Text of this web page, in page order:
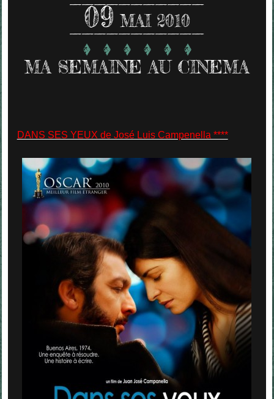
09 MAI 2010
MA SEMAINE AU CINEMA
DANS SES YEUX de José Luis Campenella ****